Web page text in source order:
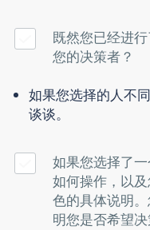
既然您已经进
您的决策者？
如果您选择的人不
谈谈。
如果您选择了
如何操作，以
色的具体说明
明您是否希望